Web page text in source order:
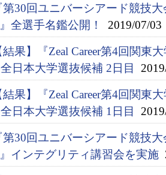
第30回ユニバーシアード競技
全選手名鑑公開！
2019/07/03
結果】『Zeal Career第4回関東
日本大学選抜候補 2日目
結果】『Zeal Career第4回関東
日本大学選抜候補 1日目
第30回ユニバーシアード競技
インテグリティ講習会を実施